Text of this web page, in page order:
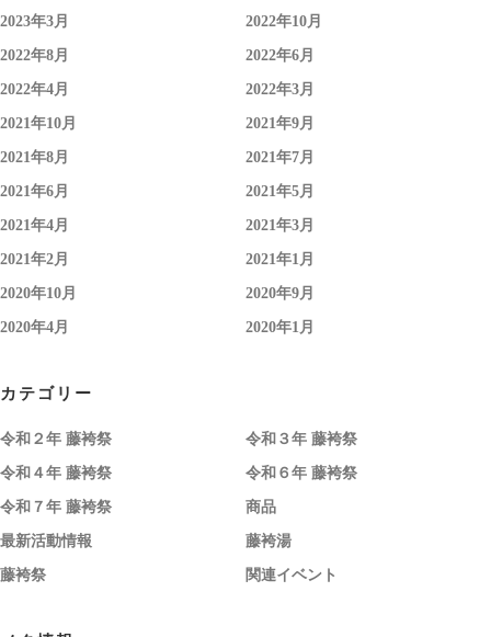
2023年3月 2022年10月
2022年8月 2022年6月
2022年4月 2022年3月
2021年10月 2021年9月
2021年8月 2021年7月
2021年6月 2021年5月
2021年4月 2021年3月
2021年2月 2021年1月
2020年10月 2020年9月
2020年4月 2020年1月
カテゴリー
令和２年 藤袴祭 令和３年 藤袴祭
令和４年 藤袴祭 令和６年 藤袴祭
令和７年 藤袴祭 商品
最新活動情報 藤袴湯
藤袴祭 関連イベント